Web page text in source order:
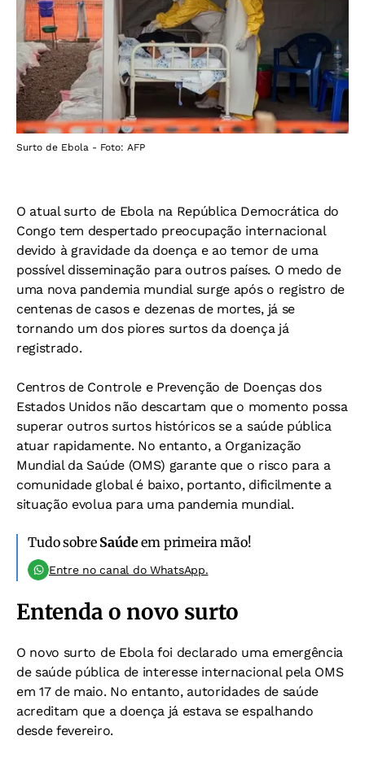
Surto de Ebola - Foto: AFP
O atual surto de Ebola na República Democrática do
Congo tem despertado preocupação internacional
devido à gravidade da doença e ao temor de uma
possível disseminação para outros países. O medo de
uma nova pandemia mundial surge após o registro de
centenas de casos e dezenas de mortes, já se
tornando um dos piores surtos da doença já
registrado.
Centros de Controle e Prevenção de Doenças dos
Estados Unidos não descartam que o momento possa
superar outros surtos históricos se a saúde pública
atuar rapidamente. No entanto, a Organização
Mundial da Saúde (OMS) garante que o risco para a
comunidade global é baixo, portanto, dificilmente a
situação evolua para uma pandemia mundial.
Tudo sobre Saúdeem primeira mão!
Entre no canal do WhatsApp.
Entenda o novo surto
O novo surto de Ebola foi declarado uma emergência
de saúde pública de interesse internacional pela OMS
em 17 de maio. No entanto, autoridades de saúde
acreditam que a doença já estava se espalhando
desde fevereiro.